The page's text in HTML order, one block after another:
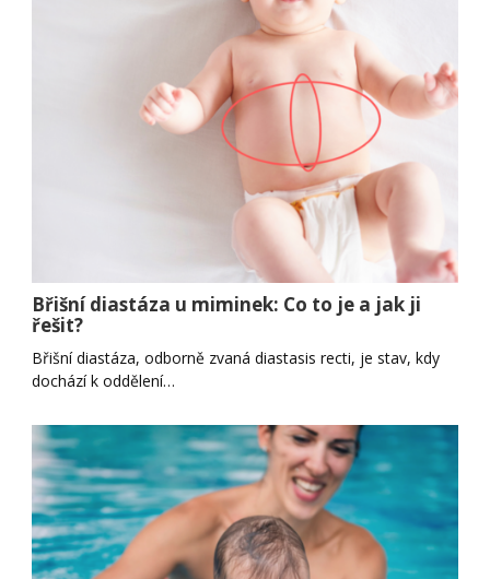
Břišní diastáza u miminek: Co to je a jak ji
řešit?
Břišní diastáza, odborně zvaná diastasis recti, je stav, kdy
dochází k oddělení…